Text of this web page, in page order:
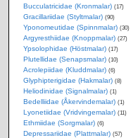
Bucculatricidae (Kronmalar) (17)
Gracillariidae (Styltmalar) (90)
Yponomeutidae (Spinnmalar) (30)
Argyresthiidae (Knoppmalar) (27)
Ypsolophidae (Höstmalar) (17)
Plutellidae (Senapsmalar) (10)
Acrolepiidae (Kluddmalar) (6)
Glyphipterigidae (Hakmalar) (8)
Heliodinidae (Signalmalar) (1)
Bedelliidae (Åkervindemalar) (1)
Lyonetiidae (Vridvingemalar) (11)
Ethmiidae (Sorgmalar) (6)
Depressariidae (Plattmalar) (57)